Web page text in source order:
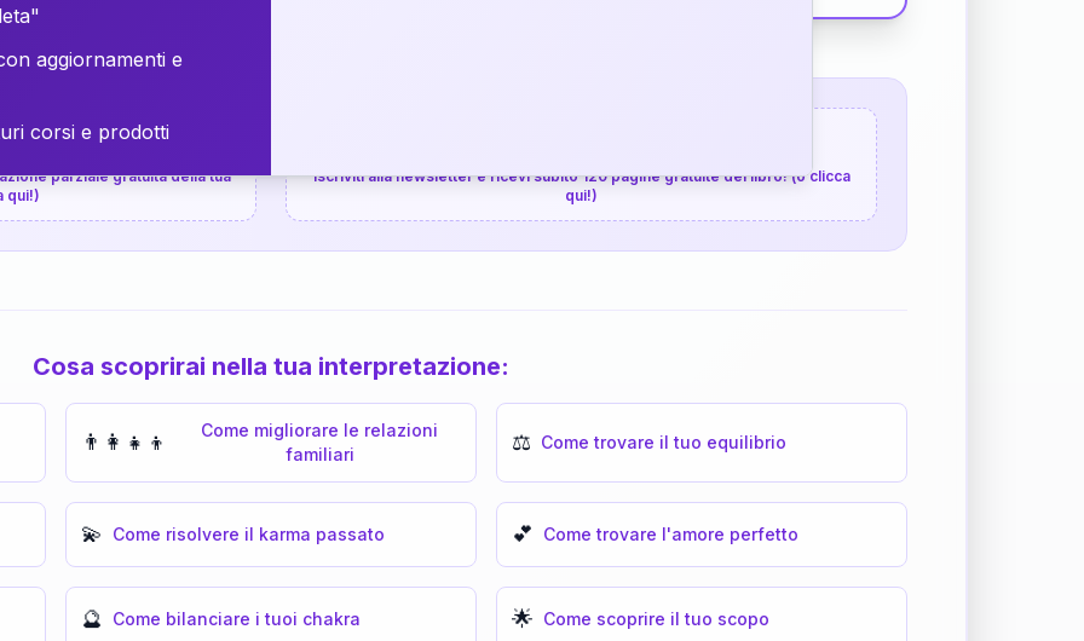
gratuita
parziale gratuita della tua
qui!)
Iscriviti alla newsletter e ricevi subito 120 pagine gratuite del libro! (o clicca
qui!)
Cosa scoprirai nella tua interpretazione:
👨‍👩‍👧‍👦
Come migliorare le relazioni
familiari
⚖️ Come trovare il tuo equilibrio
💫 Come risolvere il karma passato 💕 Come trovare l'amore perfetto
🔮 Come bilanciare i tuoi chakra 🌟 Come scoprire il tuo scopo
aggiornamenti e
corsi e prodotti